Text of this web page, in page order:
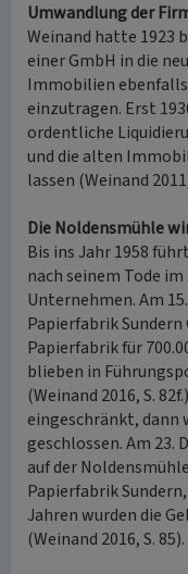
Umwandlung der
Weinand hatte 1923
einer GmbH in die
Immobilien
einzutragen. Erst
ordentliche
und die alten
lassen (Weinand
Die Noldensmühle
Bis ins Jahr 1958
nach seinem Tode
Unternehmen. Am
Papierfabrik Sundern
Papierfabrik für
blieben in
(Weinand 2016, S.
eingeschränkt, dann
geschlossen. Am 23.
auf der
Papierfabrik
Jahren wurden die
(Weinand 2016, S. 85).